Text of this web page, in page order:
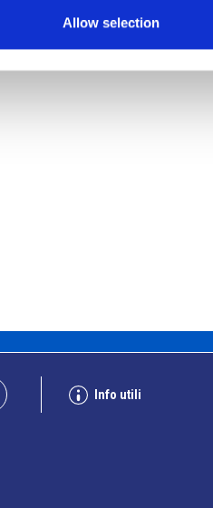
Allow selection
Info utili